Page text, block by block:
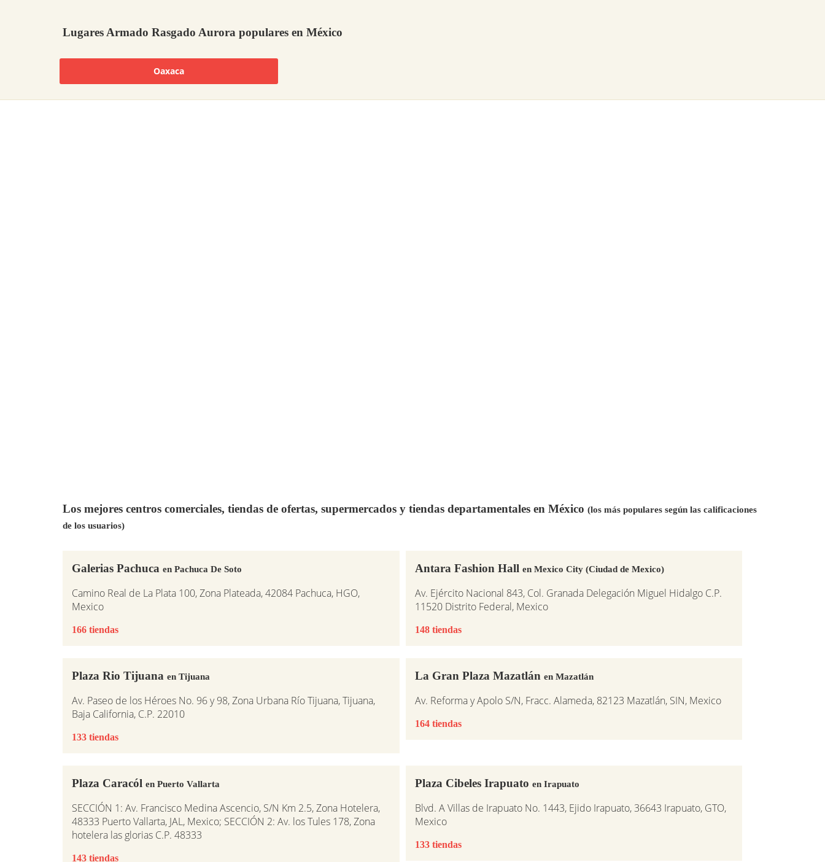
Lugares Armado Rasgado Aurora populares en México
Oaxaca
Los mejores centros comerciales, tiendas de ofertas, supermercados y tiendas departamentales en México (los más populares según las calificaciones
de los usuarios)
Galerias Pachuca en Pachuca De Soto
Camino Real de La Plata 100, Zona Plateada, 42084 Pachuca, HGO,
Mexico
166 tiendas
Antara Fashion Hall en Mexico City (Ciudad de Mexico)
Av. Ejército Nacional 843, Col. Granada Delegación Miguel Hidalgo C.P.
11520 Distrito Federal, Mexico
148 tiendas
Plaza Rio Tijuana en Tijuana
Av. Paseo de los Héroes No. 96 y 98, Zona Urbana Río Tijuana, Tijuana,
Baja California, C.P. 22010
133 tiendas
La Gran Plaza Mazatlán en Mazatlán
Av. Reforma y Apolo S/N, Fracc. Alameda, 82123 Mazatlán, SIN, Mexico
164 tiendas
Plaza Caracól en Puerto Vallarta
SECCIÓN 1: Av. Francisco Medina Ascencio, S/N Km 2.5, Zona Hotelera,
48333 Puerto Vallarta, JAL, Mexico; SECCIÓN 2: Av. los Tules 178, Zona
hotelera las glorias C.P. 48333
143 tiendas
Plaza Cibeles Irapuato en Irapuato
Blvd. A Villas de Irapuato No. 1443, Ejido Irapuato, 36643 Irapuato, GTO,
Mexico
133 tiendas